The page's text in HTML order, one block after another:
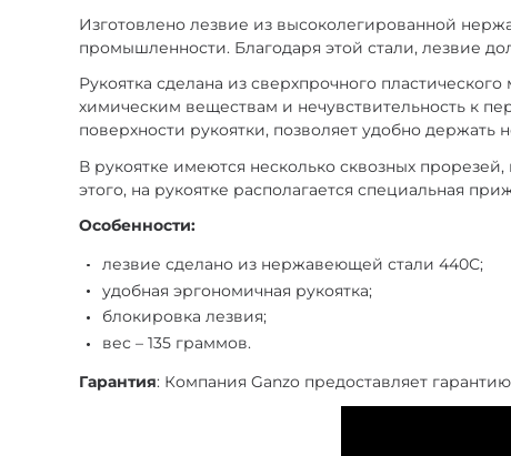
Изготовлено лезвие из высоколегированной
промышленности. Благодаря этой стали, лезвие
Рукоятка сделана из сверхпрочного
химическим веществам и нечувствительность к
поверхности рукоятки, позволяет удобно держать
В рукоятке имеются несколько сквозных
этого, на рукоятке располагается специальная
Особенности:
лезвие сделано из нержавеющей стали 440С;
удобная эргономичная рукоятка;
блокировка лезвия;
вес – 135 граммов.
Гарантия: Компания Ganzo предоставляет